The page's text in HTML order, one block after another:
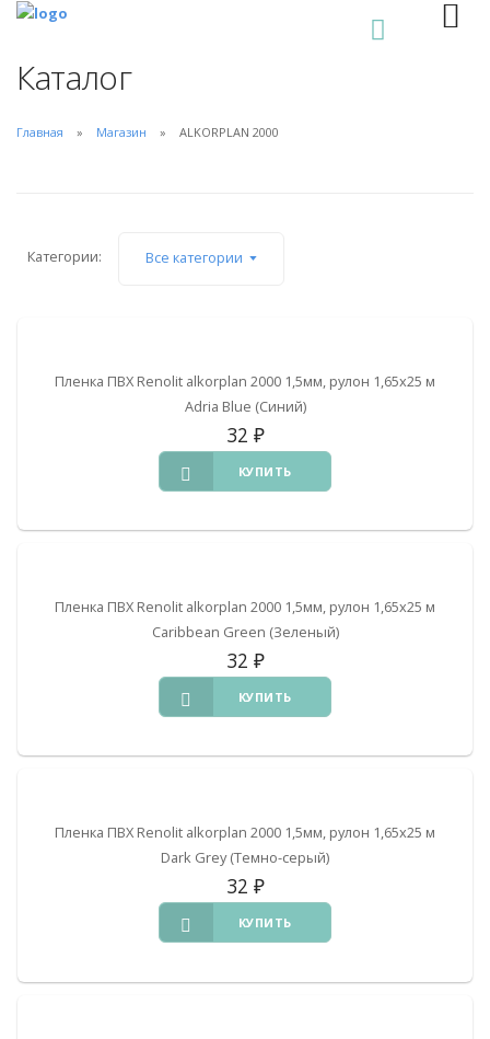
Каталог
Главная Магазин ALKORPLAN 2000
Категории: Все категории
Пленка ПВХ Renolit alkorplan 2000 1,5мм, рулон 1,65х25 м
Adria Blue (Синий)
32 ₽
КУПИТЬ
Пленка ПВХ Renolit alkorplan 2000 1,5мм, рулон 1,65х25 м
Caribbean Green (Зеленый)
32 ₽
КУПИТЬ
Пленка ПВХ Renolit alkorplan 2000 1,5мм, рулон 1,65х25 м
Dark Grey (Темно-серый)
32 ₽
КУПИТЬ